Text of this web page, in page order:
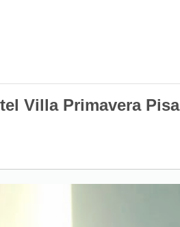
Villa Primavera Pisa